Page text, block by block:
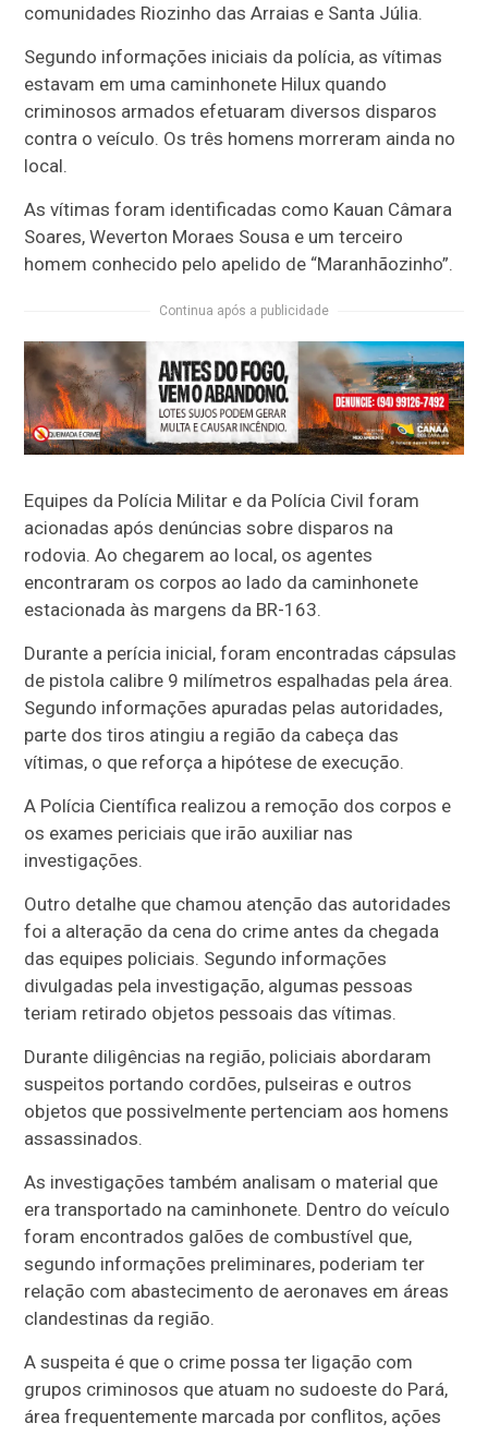
comunidades Riozinho das Arraias e Santa Júlia.
Segundo informações iniciais da polícia, as vítimas
estavam em uma caminhonete Hilux quando
criminosos armados efetuaram diversos disparos
contra o veículo. Os três homens morreram ainda no
local.
As vítimas foram identificadas como Kauan Câmara
Soares, Weverton Moraes Sousa e um terceiro
homem conhecido pelo apelido de “Maranhãozinho”.
Continua após a publicidade
Equipes da Polícia Militar e da Polícia Civil foram
acionadas após denúncias sobre disparos na
rodovia. Ao chegarem ao local, os agentes
encontraram os corpos ao lado da caminhonete
estacionada às margens da BR-163.
Durante a perícia inicial, foram encontradas cápsulas
de pistola calibre 9 milímetros espalhadas pela área.
Segundo informações apuradas pelas autoridades,
parte dos tiros atingiu a região da cabeça das
vítimas, o que reforça a hipótese de execução.
A Polícia Científica realizou a remoção dos corpos e
os exames periciais que irão auxiliar nas
investigações.
Outro detalhe que chamou atenção das autoridades
foi a alteração da cena do crime antes da chegada
das equipes policiais. Segundo informações
divulgadas pela investigação, algumas pessoas
teriam retirado objetos pessoais das vítimas.
Durante diligências na região, policiais abordaram
suspeitos portando cordões, pulseiras e outros
objetos que possivelmente pertenciam aos homens
assassinados.
As investigações também analisam o material que
era transportado na caminhonete. Dentro do veículo
foram encontrados galões de combustível que,
segundo informações preliminares, poderiam ter
relação com abastecimento de aeronaves em áreas
clandestinas da região.
A suspeita é que o crime possa ter ligação com
grupos criminosos que atuam no sudoeste do Pará,
área frequentemente marcada por conflitos, ações